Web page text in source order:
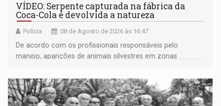
VÍDEO: Serpente capturada na fábrica da
Coca-Cola é devolvida a natureza
Polícia 08 de Agosto de 2026 às 16:47
De acordo com os profissionais responsáveis pelo
manejo, aparições de animais silvestres em zonas